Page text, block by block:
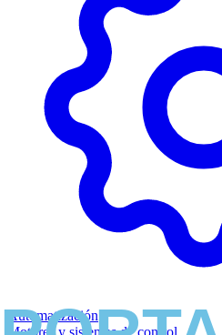
Automatización
Motores y sistemas de control